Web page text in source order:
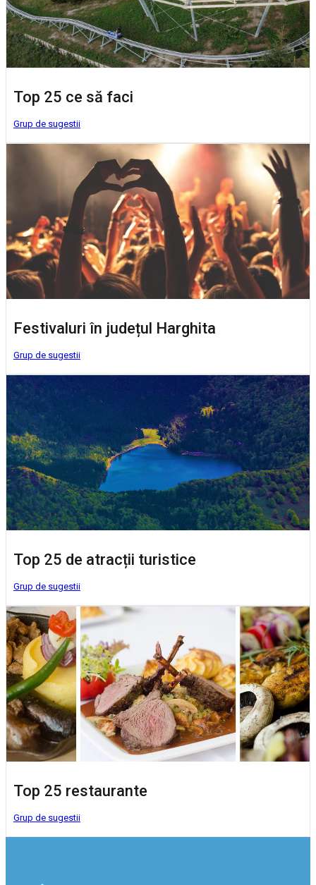
Top 25 ce să faci
Grup de sugestii
Festivaluri în județul Harghita
Grup de sugestii
Top 25 de atracții turistice
Grup de sugestii
Top 25 restaurante
Grup de sugestii